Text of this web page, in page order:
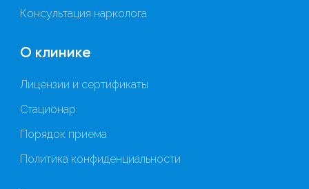
Консультация нарколога
О клинике
Лицензии и сертификаты
Стационар
Порядок приема
Политика конфиденциальности